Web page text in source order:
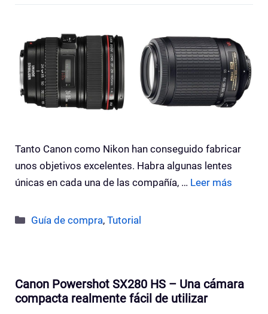
Tanto Canon como Nikon han conseguido fabricar
unos objetivos excelentes. Habra algunas lentes
únicas en cada una de las compañía, … Leer más
Categorías
Guía de compra,Tutorial
Canon Powershot SX280 HS – Una cámara
compacta realmente fácil de utilizar